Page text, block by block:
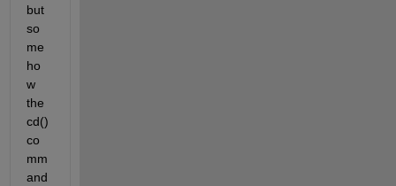
but
so
me
ho
w
the
cd()
co
mm
and